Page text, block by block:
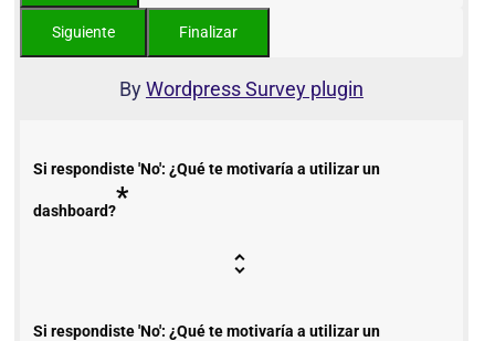
ByWordpress Survey plugin
Si respondiste 'No': ¿Qué te motivaría a utilizar un
dashboard?*
Si respondiste 'No': ¿Qué te motivaría a utilizar un